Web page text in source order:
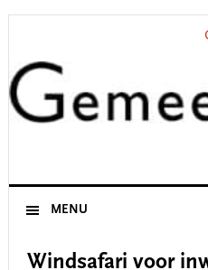
Skip
primary
navigation
Skip
content
Skip
primary
sidebar
Skip
footer
MENU
Windsafari voor